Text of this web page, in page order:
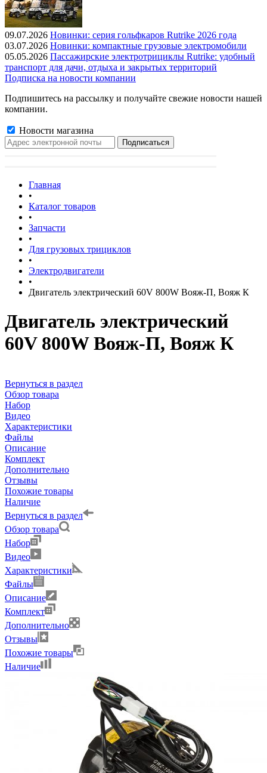
09.07.2026 Новинки: серия гольфкаров Rutrike 2026 года
03.07.2026 Новинки: компактные грузовые электромобили
05.05.2026 Пассажирские электротрициклы Rutrike: удобный
транспорт для дачи, отдыха и закрытых территорий
Подписка на новости компании
Подпишитесь на рассылку и получайте свежие новости нашей
компании.
Новости магазина
Главная
•
Каталог товаров
•
Запчасти
•
Для грузовых трициклов
•
Электродвигатели
•
Двигатель электрический 60V 800W Вояж-П, Вояж К
Двигатель электрический
60V 800W Вояж-П, Вояж К
Вернуться в раздел
Обзор товара
Набор
Видео
Характеристики
Файлы
Описание
Комплект
Дополнительно
Отзывы
Похожие товары
Наличие
Вернуться в раздел
Обзор товара
Набор
Видео
Характеристики
Файлы
Описание
Комплект
Дополнительно
Отзывы
Похожие товары
Наличие